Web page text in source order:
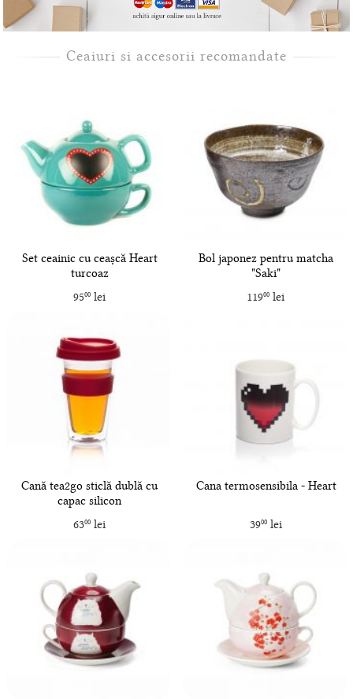
Ceaiuri si accesorii recomandate
Set ceainic cu ceașcă Heart
turcoaz
9500lei
Bol japonez pentru matcha
"Saki"
11900 lei
Cană tea2go sticlă dublă cu
capac silicon
6300lei
Cana termosensibila - Heart
3900lei